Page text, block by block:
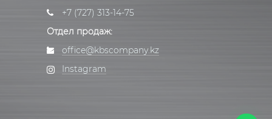
+7 (727) 313-14-75
Отдел продаж:
office@kbscompany.kz
Instagram